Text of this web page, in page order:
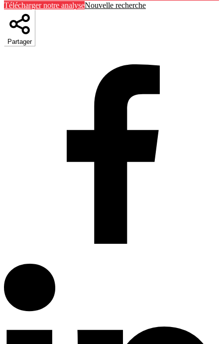
Télécharger notre analyseNouvelle recherche
Partager